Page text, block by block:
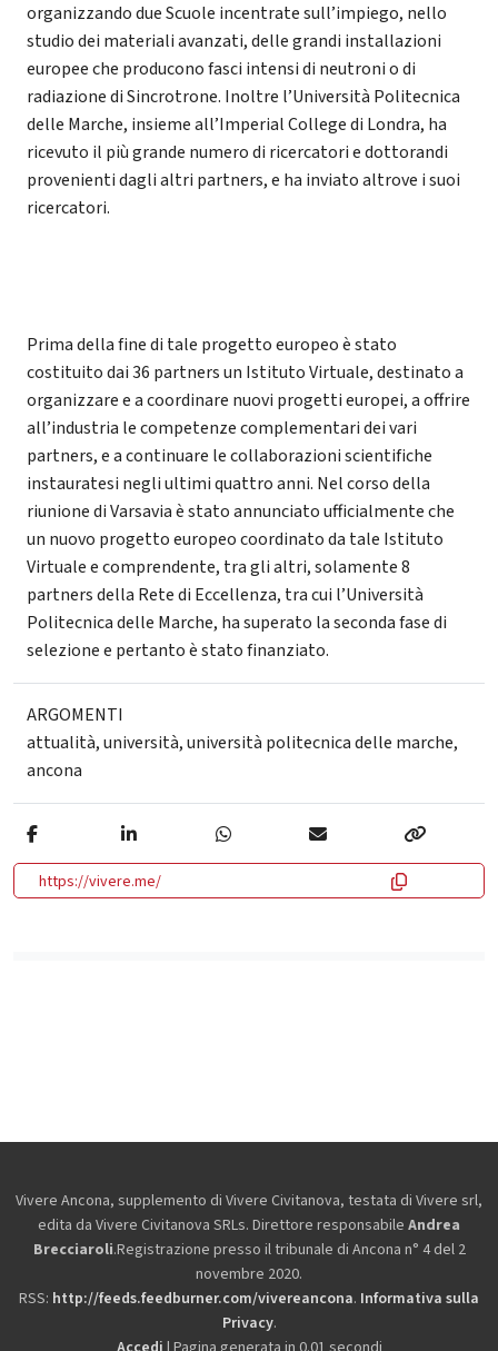
organizzando due Scuole incentrate sull’impiego, nello
studio dei materiali avanzati, delle grandi installazioni
europee che producono fasci intensi di neutroni o di
radiazione di Sincrotrone. Inoltre l’Università Politecnica
delle Marche, insieme all’Imperial College di Londra, ha
ricevuto il più grande numero di ricercatori e dottorandi
provenienti dagli altri partners, e ha inviato altrove i suoi
ricercatori.
Prima della fine di tale progetto europeo è stato
costituito dai 36 partners un Istituto Virtuale, destinato a
organizzare e a coordinare nuovi progetti europei, a offrire
all’industria le competenze complementari dei vari
partners, e a continuare le collaborazioni scientifiche
instauratesi negli ultimi quattro anni. Nel corso della
riunione di Varsavia è stato annunciato ufficialmente che
un nuovo progetto europeo coordinato da tale Istituto
Virtuale e comprendente, tra gli altri, solamente 8
partners della Rete di Eccellenza, tra cui l’Università
Politecnica delle Marche, ha superato la seconda fase di
selezione e pertanto è stato finanziato.
ARGOMENTI
attualità,università,università politecnica delle marche,
ancona
https://vivere.me/
Vivere Ancona, supplemento di Vivere Civitanova, testata di Vivere srl,
edita da Vivere Civitanova SRLs. Direttore responsabile Andrea
Brecciaroli.Registrazione presso il tribunale di Ancona n° 4 del 2
novembre 2020.
RSS: http://feeds.feedburner.com/vivereancona. Informativa sulla
Privacy.